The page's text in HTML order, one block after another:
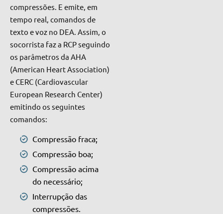
compressões. E emite, em
tempo real, comandos de
texto e voz no DEA. Assim, o
socorrista faz a RCP seguindo
os parâmetros da AHA
(American Heart Association)
e CERC (Cardiovascular
European Research Center)
emitindo os seguintes
comandos:
Compressão fraca;
Compressão boa;
Compressão acima
do necessário;
Interrupção das
compressões.